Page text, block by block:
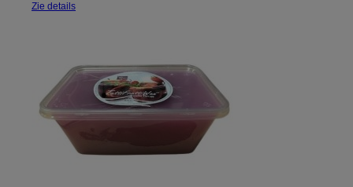
Zie details